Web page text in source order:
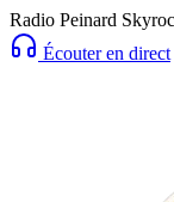
Radio Peinard
Écouter en direct